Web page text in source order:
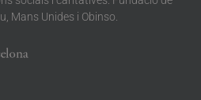
Mans Unides i Obinso.